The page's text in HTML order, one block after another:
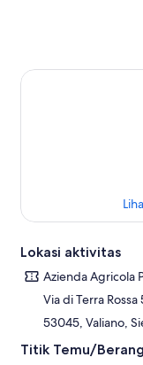
Lokasi aktivitas
Azienda Agricola
Via di Terra Rossa
53045, Valiano,
Titik Temu/